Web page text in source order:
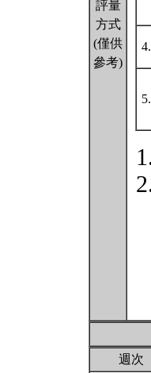
評量
方式
(僅供
參考)
4.
5.
週次